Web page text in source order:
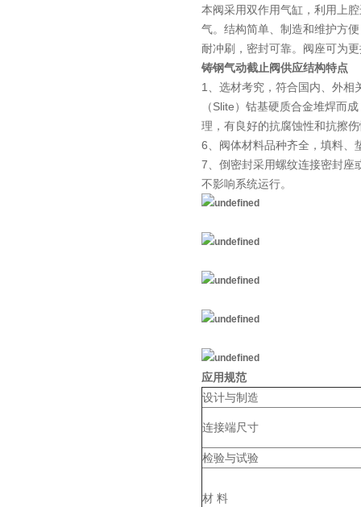
本阀采用双作用气缸，利用上
气。结构简单、制造和维护方
耐冲刷，密封可靠。阀座可为
铸钢气动截止阀供应结构特点
1、选材考究，符合国内、外相
（Slite）钴基硬质合金堆焊而
理，有良好的抗腐蚀性和抗擦
6、阀体材料品种齐全，填料、
7、倒密封采用螺纹连接密封座
不影响系统运行。
应用规范
设计与制造
连接端尺寸
检验与试验
材 料